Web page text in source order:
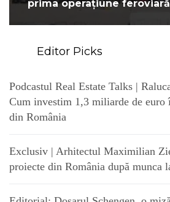
prima operațiune
Editor Picks
Podcastul Real Estate Talks |
Cum investim 1,3 miliarde de
din România
Exclusiv | Arhitectul Maximilian
proiecte din România după munca